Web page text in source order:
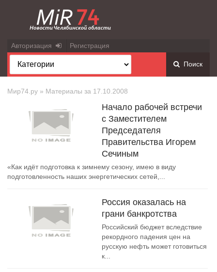
Авторизация Регистрация
Поиск
Мир74.ру » Материалы за 17.10.2008
Начало рабочей встречи
с Заместителем
Председателя
Правительства Игорем
Сечиным
«Как идёт подготовка к зимнему сезону, имею в виду
подготовленность наших энергетических сетей,...
Россия оказалась на
грани банкротства
Российский бюджет вследствие
рекордного падения цен на
русскую нефть может готовиться
к...